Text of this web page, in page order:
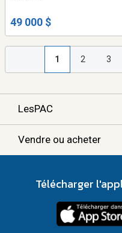
49 000 $
1 2 3
LesPAC
Vendre ou acheter
Télécharger